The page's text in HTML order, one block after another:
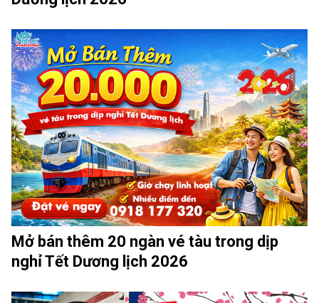
Mở bán thêm 20 ngàn vé tàu trong dịp
nghỉ Tết Dương lịch 2026